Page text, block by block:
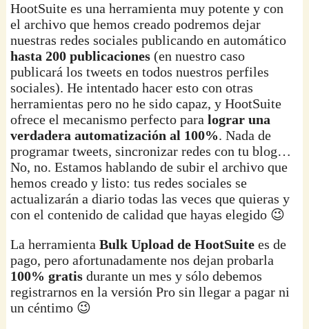
HootSuite es una herramienta muy potente y con
el archivo que hemos creado podremos dejar
nuestras redes sociales publicando en automático
hasta 200 publicaciones (en nuestro caso
publicará los tweets en todos nuestros perfiles
sociales). He intentado hacer esto con otras
herramientas pero no he sido capaz, y HootSuite
ofrece el mecanismo perfecto paralograr una
verdadera automatización al 100%. Nada de
programar tweets, sincronizar redes con tu blog…
No, no. Estamos hablando de subir el archivo que
hemos creado y listo: tus redes sociales se
actualizarán a diario todas las veces que quieras y
con el contenido de calidad que hayas elegido 😉
La herramientaBulk Upload de HootSuite es de
pago, pero afortunadamente nos dejan probarla
100% gratis durante un mes y sólo debemos
registrarnos en la versión Pro sin llegar a pagar ni
un céntimo 😉